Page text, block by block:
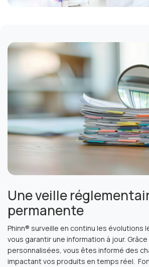
Une veille
permanente
Phinn® surveille en continu les évolutions
vous garantir une information à jour.
personnalisées, vous êtes informé des
impactant vos produits en temps réel.